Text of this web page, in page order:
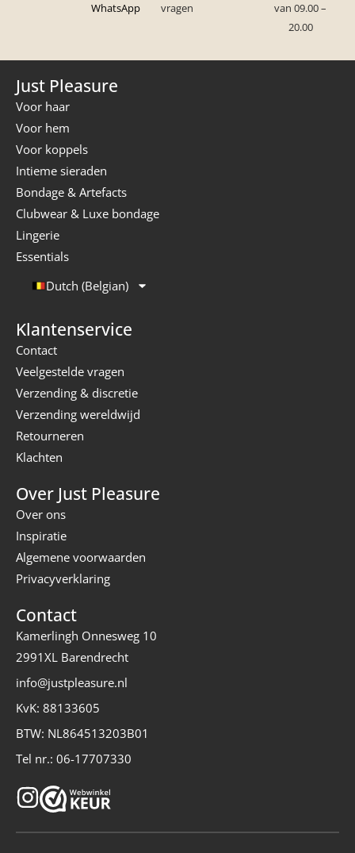
WhatsApp
vragen
van 09.00 –
20.00
Just Pleasure
Voor haar
Voor hem
Voor koppels
Intieme sieraden
Bondage & Artefacts
Clubwear & Luxe bondage
Lingerie
Essentials
Dutch (Belgian)
Klantenservice
Contact
Veelgestelde vragen
Verzending & discretie
Verzending wereldwijd
Retourneren
Klachten
Over Just Pleasure
Over ons
Inspiratie
Algemene voorwaarden
Privacyverklaring
Contact
Kamerlingh Onnesweg 10
2991XL Barendrecht
info@justpleasure.nl
KvK: 88133605
BTW: NL864513203B01
Tel nr.: 06-17707330
I
s